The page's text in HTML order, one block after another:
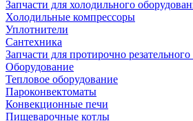
Запчасти для холодильного
Холодильные компрессоры
Уплотнители
Сантехника
Запчасти для протирочно
Оборудование
Тепловое оборудование
Пароконвектоматы
Конвекционные печи
Пищеварочные котлы